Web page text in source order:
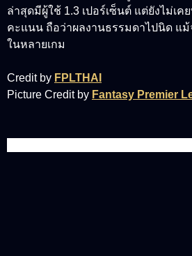
ล่าสุดมีผู้ใช้ 1.3 เปอร์เซ็นต์ แต่ยังไม่เ
คะแนน ถือว่าผลงานธรรมดาไปนิด แม้
ในหลายเกม
Credit by FPLTHAI
Picture Credit by Fantasy Premier